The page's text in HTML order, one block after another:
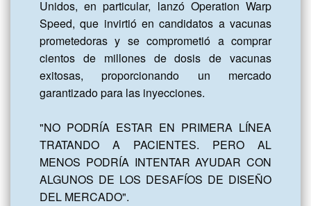
Unidos, en particular, lanzó Operation Warp
Speed, que invirtió en candidatos a vacunas
prometedoras y se comprometió a comprar
cientos de millones de dosis de vacunas
exitosas, proporcionando un mercado
garantizado para las inyecciones.
"NO PODRÍA ESTAR EN PRIMERA LÍNEA
TRATANDO A PACIENTES. PERO AL
MENOS PODRÍA INTENTAR AYUDAR CON
ALGUNOS DE LOS DESAFÍOS DE DISEÑO
DEL MERCADO".